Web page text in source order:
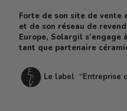
Forte de son site de vente
et de son réseau de
Europe, Solargil s’engage
tant que partenaire
Le label “Entreprise